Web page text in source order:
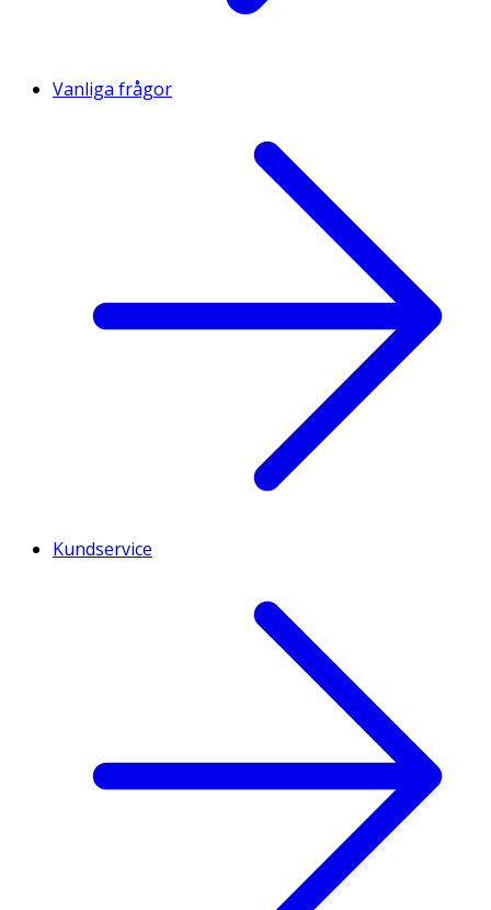
Vanliga frågor
Kundservice